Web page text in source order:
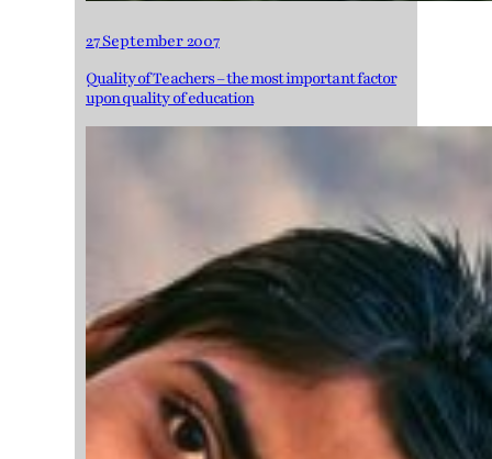
27 September 2007
Quality of Teachers – the most important factor
upon quality of education